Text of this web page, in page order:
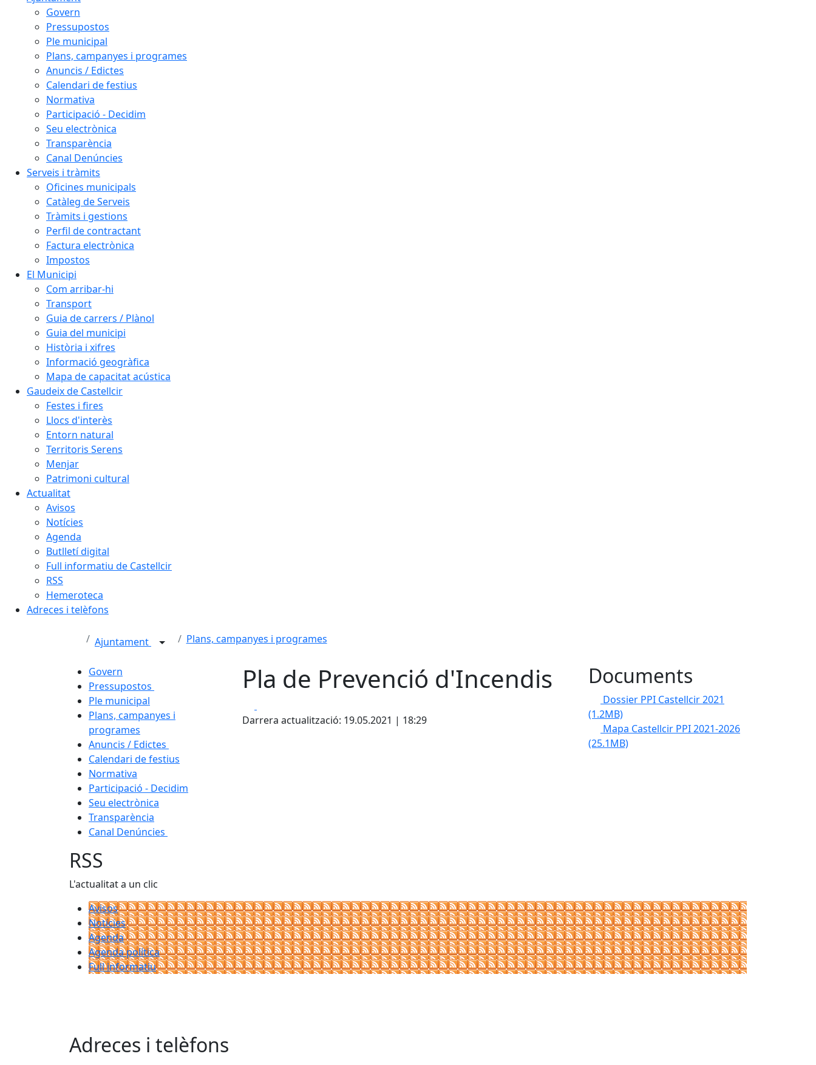
Govern
Pressupostos
Ple municipal
Plans, campanyes i programes
Anuncis / Edictes
Calendari de festius
Normativa
Participació - Decidim
Seu electrònica
Transparència
Canal Denúncies
Serveis i tràmits
Oficines municipals
Catàleg de Serveis
Tràmits i gestions
Perfil de contractant
Factura electrònica
Impostos
El Municipi
Com arribar-hi
Transport
Guia de carrers / Plànol
Guia del municipi
Història i xifres
Informació geogràfica
Mapa de capacitat acústica
Gaudeix de Castellcir
Festes i fires
Llocs d'interès
Entorn natural
Territoris Serens
Menjar
Patrimoni cultural
Actualitat
Avisos
Notícies
Agenda
Butlletí digital
Full informatiu de Castellcir
RSS
Hemeroteca
Adreces i telèfons
Ajuntament Plans, campanyes i programes
Govern
Pressupostos
Ple municipal
Plans, campanyes i
programes
Anuncis / Edictes
Calendari de festius
Normativa
Participació - Decidim
Seu electrònica
Transparència
Canal Denúncies
Pla de Prevenció d'Incendis
Darrera actualització: 19.05.2021 | 18:29
Documents
Dossier PPI Castellcir 2021
(1.2MB)
Mapa Castellcir PPI 2021-2026
(25.1MB)
RSS
L'actualitat a un clic
Avisos
Notícies
Agenda
Agenda política
Full informatiu
Adreces i telèfons